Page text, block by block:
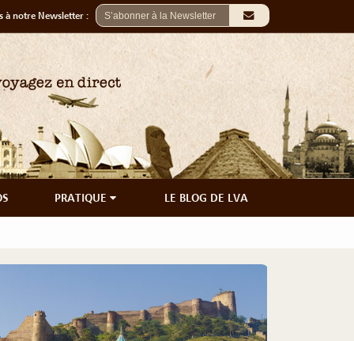
à notre Newsletter :
PRATIQUE LE BLOG DE LVA